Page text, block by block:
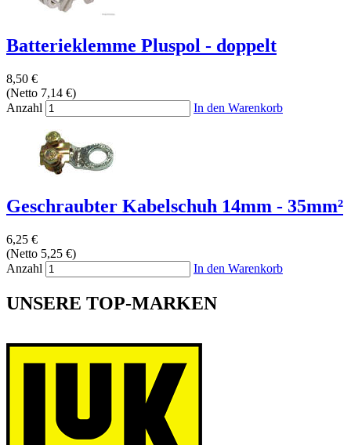
Batterieklemme Pluspol - doppelt
8,50 €
(Netto 7,14 €)
Anzahl
In den Warenkorb
Geschraubter Kabelschuh 14mm - 35mm²
6,25 €
(Netto 5,25 €)
Anzahl
In den Warenkorb
UNSERE TOP-MARKEN